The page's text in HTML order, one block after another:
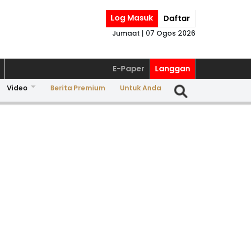
Log Masuk Daftar
Jumaat | 07 Ogos 2026
E-Paper Langgan
Video Berita Premium Untuk Anda